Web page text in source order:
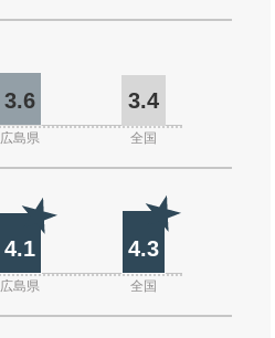
3.6 3.4
広島県 全国
4.1 4.3
広島県 全国